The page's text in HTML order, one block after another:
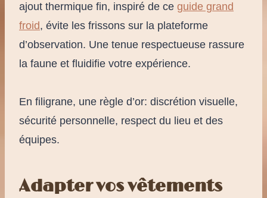
ajout thermique fin, inspiré de ce guide grand
froid, évite les frissons sur la plateforme
d’observation. Une tenue respectueuse rassure
la faune et fluidifie votre expérience.
En filigrane, une règle d’or: discrétion visuelle,
sécurité personnelle, respect du lieu et des
équipes.
Adapter vos vêtements